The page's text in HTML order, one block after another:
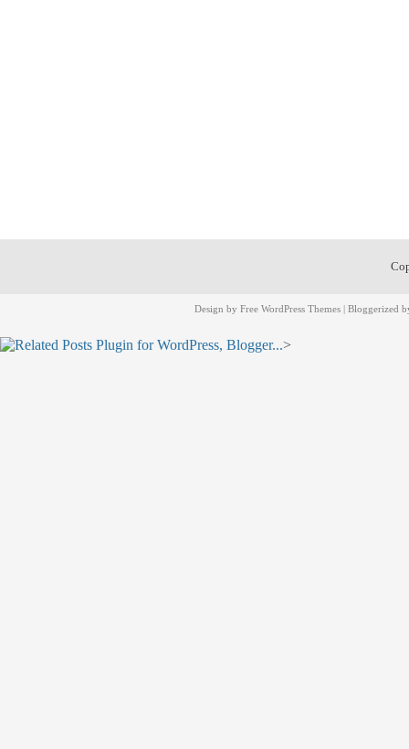
Design by Free WordPress Themes | Bloggerized
>